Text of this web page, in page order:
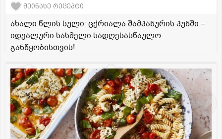
შეინახე რეცეპტი
ახალი წლის სული: ცქრიალა შამპანურის პუნში –
იდეალური სასმელი სადღესასწაულო
განწყობისთვის!